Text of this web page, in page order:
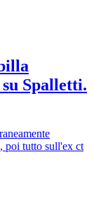
Spalletti.
poi tutto sull'ex ct